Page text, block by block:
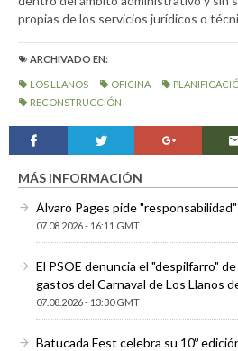
propias de los servicios jurídicos o
ARCHIVADO EN:
LOS LLANOS OFICINA
RECONSTRUCCIÓN
MÁS INFORMACIÓN
Álvaro Pages pide
07.08.2026 - 16:11 GMT
El PSOE denuncia el "despilfarro"
gastos del Carnaval de Los Llanos
07.08.2026 - 13:30 GMT
Batucada Fest celebra su 10º